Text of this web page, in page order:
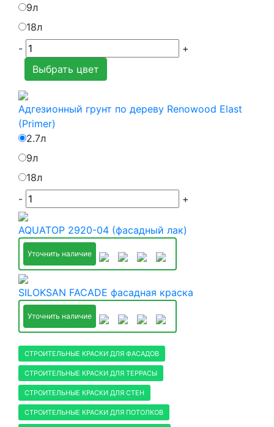
9л
18л
-
+
Выбрать цвет
Адгезионный грунт по дереву Renowood Elast
(Primer)
2.7л
9л
18л
-
+
AQUATOP 2920-04 (фасадный лак)
Уточнить наличие
SILOKSAN FACADE фасадная краска
Уточнить наличие
СТРОИТЕЛЬНЫЕ КРАСКИ ДЛЯ ФАСАДОВ
СТРОИТЕЛЬНЫЕ КРАСКИ ДЛЯ ТЕРРАСЫ
СТРОИТЕЛЬНЫЕ КРАСКИ ДЛЯ СТЕН
СТРОИТЕЛЬНЫЕ КРАСКИ ДЛЯ ПОТОЛКОВ